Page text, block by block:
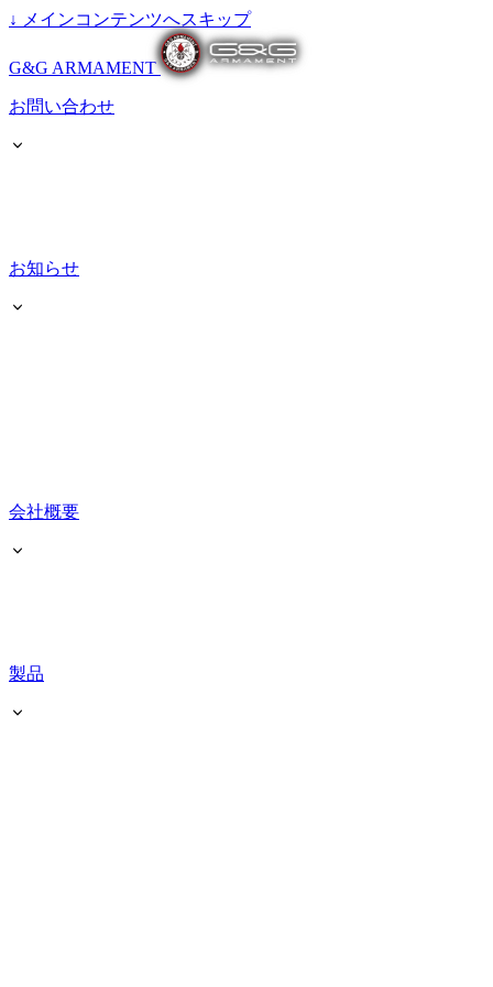
↓ メインコンテンツへスキップ
G&G ARMAMENT
お問い合わせ
お知らせ
会社概要
製品